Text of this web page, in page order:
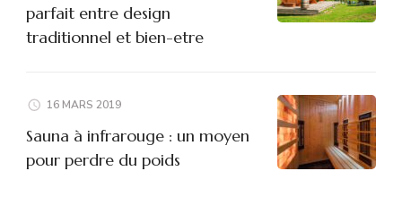
parfait entre design
traditionnel et bien-etre
16 MARS 2019
Sauna à infrarouge : un moyen
pour perdre du poids